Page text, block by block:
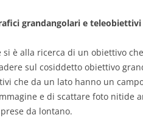
grandangolari e teleobiettivi
si è alla ricerca di un obiettivo
sul cosiddetto obiettivo
che da un lato hanno un
e di scattare foto nitide
da lontano.